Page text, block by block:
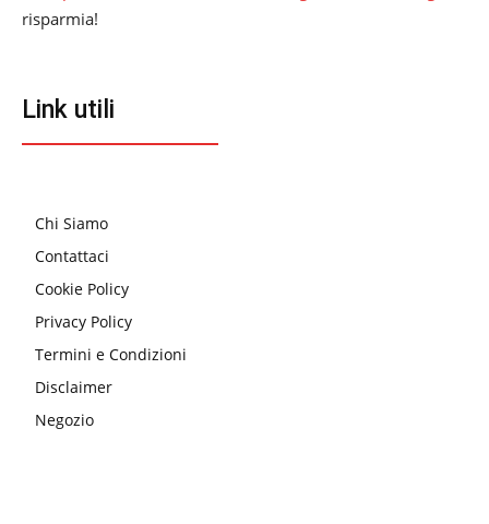
risparmia!
Link utili
Chi Siamo
Contattaci
Cookie Policy
Privacy Policy
Termini e Condizioni
Disclaimer
Negozio